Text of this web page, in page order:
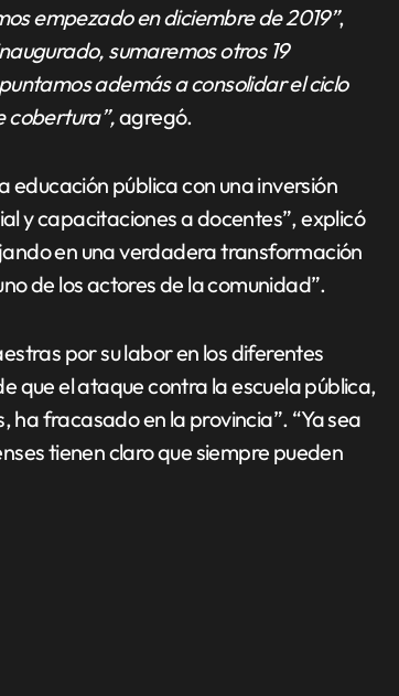
empezado en diciembre de 2019”,
sumaremos otros 19
además a consolidar el ciclo
cobertura”,agregó.
educación pública con una inversión
y capacitaciones a docentes”, explicó
en una verdadera transformación
de los actores de la comunidad”.
por su labor en los diferentes
que el ataque contra la escuela pública,
ha fracasado en la provincia”. “Ya sea
tienen claro que siempre pueden